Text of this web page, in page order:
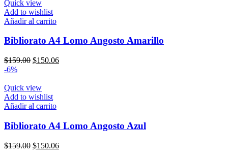
era:
$159.00.
Quick view
Add to wishlist
Añadir al carrito
Bibliorato A4 Lomo Angosto Amarillo
$159.00 El
era:
$159.00.
$150.06El
-6%
Quick view
Add to wishlist
Añadir al carrito
Bibliorato A4 Lomo Angosto Azul
$159.00 El
$150.06El